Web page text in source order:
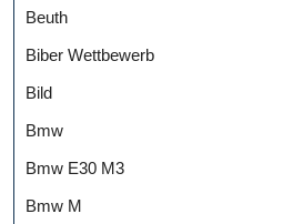
Beuth
Biber Wettbewerb
Bild
Bmw
Bmw E30 M3
Bmw M